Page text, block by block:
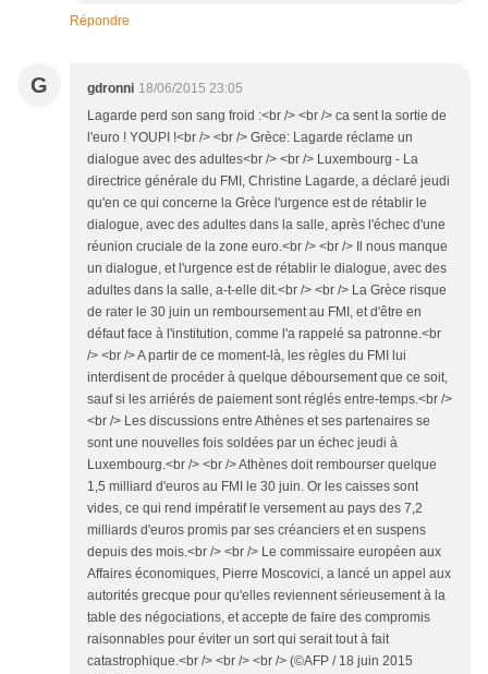
Répondre
G gdronni 18/06/2015 23:05
Lagarde perd son sang froid :<br /> <br /> ca sent la sortie de
l'euro ! YOUPI !<br /> <br /> Grèce: Lagarde réclame un
dialogue avec des adultes<br /> <br /> Luxembourg - La
directrice générale du FMI, Christine Lagarde, a déclaré jeudi
qu'en ce qui concerne la Grèce l'urgence est de rétablir le
dialogue, avec des adultes dans la salle, après l'échec d'une
réunion cruciale de la zone euro.<br /> <br /> Il nous manque
un dialogue, et l'urgence est de rétablir le dialogue, avec des
adultes dans la salle, a-t-elle dit.<br /> <br /> La Grèce risque
de rater le 30 juin un remboursement au FMI, et d'être en
défaut face à l'institution, comme l'a rappelé sa patronne.<br
/> <br /> A partir de ce moment-là, les règles du FMI lui
interdisent de procéder à quelque déboursement que ce soit,
sauf si les arriérés de paiement sont réglés entre-temps.<br />
<br /> Les discussions entre Athènes et ses partenaires se
sont une nouvelles fois soldées par un échec jeudi à
Luxembourg.<br /> <br /> Athènes doit rembourser quelque
1,5 milliard d'euros au FMI le 30 juin. Or les caisses sont
vides, ce qui rend impératif le versement au pays des 7,2
milliards d'euros promis par ses créanciers et en suspens
depuis des mois.<br /> <br /> Le commissaire européen aux
Affaires économiques, Pierre Moscovici, a lancé un appel aux
autorités grecque pour qu'elles reviennent sérieusement à la
table des négociations, et accepte de faire des compromis
raisonnables pour éviter un sort qui serait tout à fait
catastrophique.<br /> <br /> <br /> (©AFP / 18 juin 2015